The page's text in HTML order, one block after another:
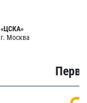
«ЦСКА»
г. Москва